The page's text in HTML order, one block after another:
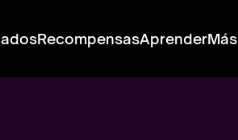
RecompensasAprenderMás